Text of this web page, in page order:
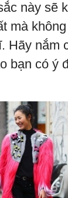
này sẽ
mà
Hãy nắm
bạn có ý